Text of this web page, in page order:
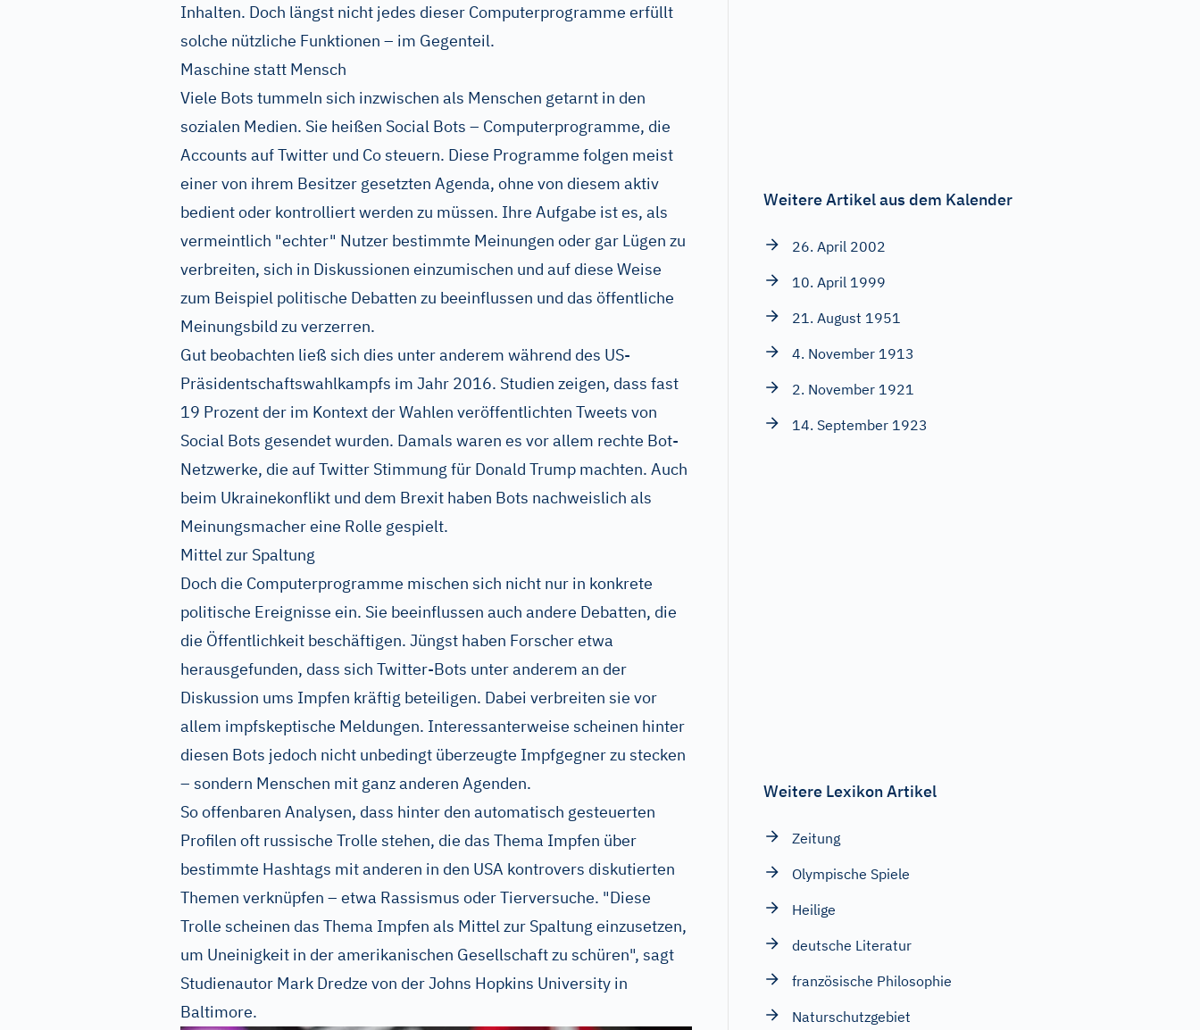
Inhalten. Doch längst nicht jedes dieser Computerprogramme erfüllt
solche nützliche Funktionen – im Gegenteil.
Maschine statt Mensch
Viele Bots tummeln sich inzwischen als Menschen getarnt in den
sozialen Medien. Sie heißen Social Bots – Computerprogramme, die
Accounts auf Twitter und Co steuern. Diese Programme folgen meist
einer von ihrem Besitzer gesetzten Agenda, ohne von diesem aktiv
bedient oder kontrolliert werden zu müssen. Ihre Aufgabe ist es, als
vermeintlich "echter" Nutzer bestimmte Meinungen oder gar Lügen zu
verbreiten, sich in Diskussionen einzumischen und auf diese Weise
zum Beispiel politische Debatten zu beeinflussen und das öffentliche
Meinungsbild zu verzerren.
Gut beobachten ließ sich dies unter anderem während des US-
Präsidentschaftswahlkampfs im Jahr 2016. Studien zeigen, dass fast
19 Prozent der im Kontext der Wahlen veröffentlichten Tweets von
Social Bots gesendet wurden. Damals waren es vor allem rechte Bot-
Netzwerke, die auf Twitter Stimmung für Donald Trump machten. Auch
beim Ukrainekonflikt und dem Brexit haben Bots nachweislich als
Meinungsmacher eine Rolle gespielt.
Mittel zur Spaltung
Doch die Computerprogramme mischen sich nicht nur in konkrete
politische Ereignisse ein. Sie beeinflussen auch andere Debatten, die
die Öffentlichkeit beschäftigen. Jüngst haben Forscher etwa
herausgefunden, dass sich Twitter-Bots unter anderem an der
Diskussion ums Impfen kräftig beteiligen. Dabei verbreiten sie vor
allem impfskeptische Meldungen. Interessanterweise scheinen hinter
diesen Bots jedoch nicht unbedingt überzeugte Impfgegner zu stecken
– sondern Menschen mit ganz anderen Agenden.
So offenbaren Analysen, dass hinter den automatisch gesteuerten
Profilen oft russische Trolle stehen, die das Thema Impfen über
bestimmte Hashtags mit anderen in den USA kontrovers diskutierten
Themen verknüpfen – etwa Rassismus oder Tierversuche. "Diese
Trolle scheinen das Thema Impfen als Mittel zur Spaltung einzusetzen,
um Uneinigkeit in der amerikanischen Gesellschaft zu schüren", sagt
Studienautor Mark Dredze von der Johns Hopkins University in
Baltimore.
Weitere Artikel aus dem Kalender
26. April 2002
10. April 1999
21. August 1951
4. November 1913
2. November 1921
14. September 1923
Weitere Lexikon Artikel
Zeitung
Olympische Spiele
Heilige
deutsche Literatur
französische Philosophie
Naturschutzgebiet